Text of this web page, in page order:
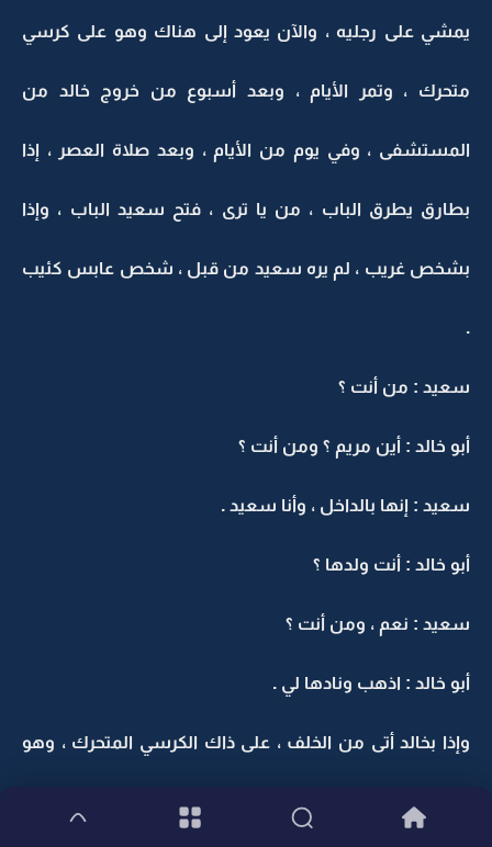
يمشي على رجليه ، والآن يعود إلى هناك وهو على كرسي
متحرك ، وتمر الأيام ، وبعد أسبوع من خروج خالد من
المستشفى ، وفي يوم من الأيام ، وبعد صلاة العصر ، إذا
بطارق يطرق الباب ، من يا ترى ، فتح سعيد الباب ، وإذا
بشخص غريب ، لم يره سعيد من قبل ، شخص عابس كئيب
.
سعيد : من أنت ؟
أبو خالد : أين مريم ؟ ومن أنت ؟
سعيد : إنها بالداخل ، وأنا سعيد .
أبو خالد : أنت ولدها ؟
سعيد : نعم ، ومن أنت ؟
أبو خالد : اذهب ونادها لي .
وإذا بخالد أتى من الخلف ، على ذاك الكرسي المتحرك ، وهو